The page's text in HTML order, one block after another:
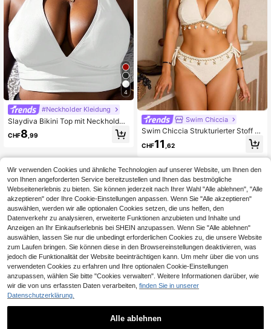
4
#Neckholder Kleidung
Slaydiva Bikini Top mit Neckholder,
einfarbig
CHF8 ,99
Swim Chiccia
Swim Chiccia Strukturierter Stoff M
uschel Patchwork Badeanzug Set i
n Große Größen für den Urlaub im S
ommer
CHF11 ,62
Wir verwenden Cookies und ähnliche Technologien auf unserer Website, um Ihnen den
von Ihnen angeforderten Service bereitzustellen und Ihnen das bestmögliche
Webseitenerlebnis zu bieten. Sie können jederzeit nach Ihrer Wahl "Alle ablehnen", "Alle
akzeptieren" oder Ihre Cookie-Einstellungen anpassen. Wenn Sie "Alle akzeptieren"
auswählen, werden wir alle optionalen Cookies setzen, die uns helfen, den
Datenverkehr zu analysieren, erweiterte Funktionen anzubieten und Inhalte und
Anzeigen an Ihr Einkaufserlebnis bei SHEIN anzupassen. Wenn Sie "Alle ablehnen"
auswählen, lassen Sie nur die unbedingt erforderlichen Cookies zu, die unsere Website
zum Laufen bringen. Sie können diese in den Browsereinstellungen deaktivieren, was
jedoch die Funktionalität der Website beeinträchtigen kann. Um mehr über die von uns
verwendeten Cookies zu erfahren und Ihre optionalen Cookie-Einstellungen
anzupassen, wählen Sie bitte "Cookies verwalten". Weitere Informationen darüber, wie
wir die von uns erfassten Daten verarbeiten, finden Sie in unserer
Datenschutzerklärung.
Alle ablehnen